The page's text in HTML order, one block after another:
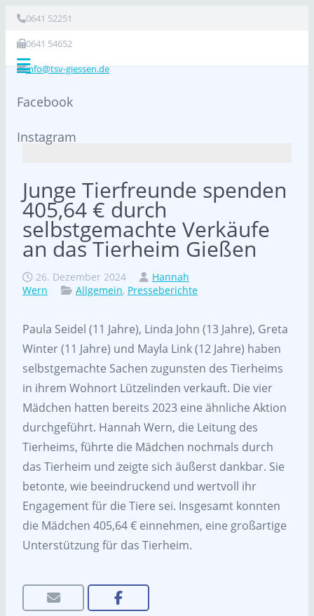
0641 52251
0641 54652
info@tsv-giessen.de
Facebook
Instagram
Junge Tierfreunde spenden
405,64 € durch
selbstgemachte Verkäufe
an das Tierheim Gießen
26. Dezember 2024
Hannah
Wern
Allgemein, Presseberichte
Paula Seidel (11 Jahre), Linda John (13 Jahre), Greta
Winter (11 Jahre) und Mayla Link (12 Jahre) haben
selbstgemachte Sachen zugunsten des Tierheims
in ihrem Wohnort Lützelinden verkauft. Die vier
Mädchen hatten bereits 2023 eine ähnliche Aktion
durchgeführt. Hannah Wern, die Leitung des
Tierheims, führte die Mädchen nochmals durch
das Tierheim und zeigte sich äußerst dankbar. Sie
betonte, wie beeindruckend und wertvoll ihr
Engagement für die Tiere sei. Insgesamt konnten
die Mädchen 405,64 € einnehmen, eine großartige
Unterstützung für das Tierheim.